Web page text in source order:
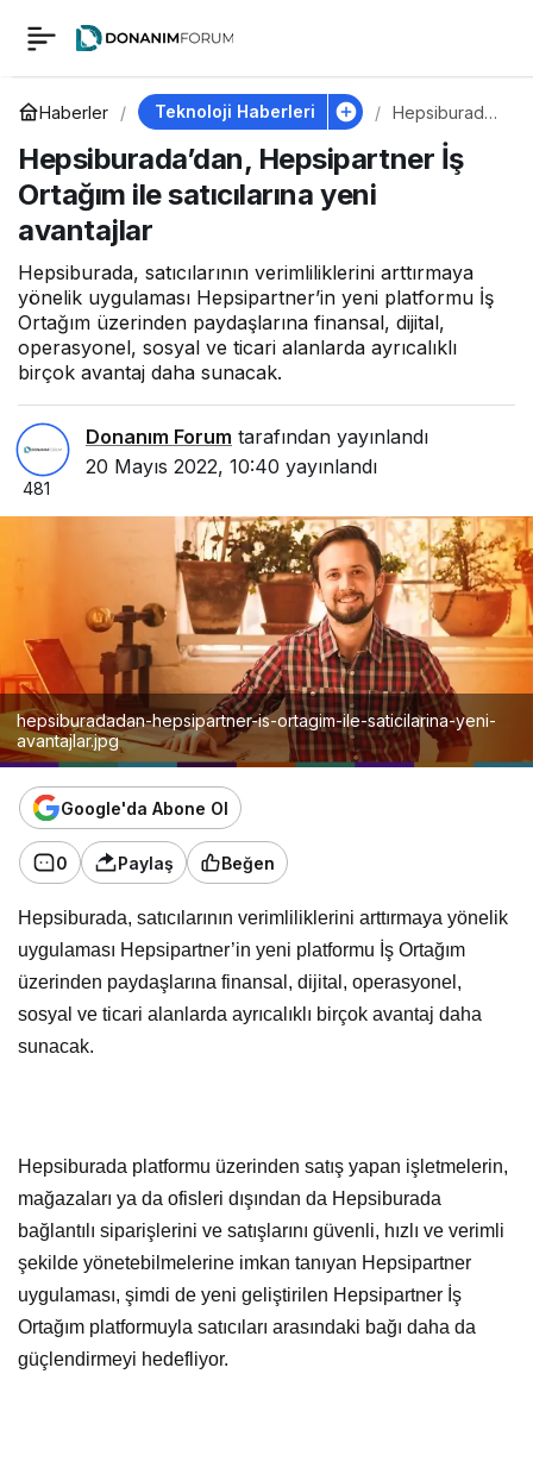
Haberler Teknoloji Haberleri
Hepsiburada’
Hepsipartner
İş Ortağım ile
Hepsiburada’dan, Hepsipartner İş
Ortağım ile satıcılarına yeni
avantajlar
Hepsiburada, satıcılarının verimliliklerini arttırmaya
yönelik uygulaması Hepsipartner’in yeni platformu İş
Ortağım üzerinden paydaşlarına finansal, dijital,
operasyonel, sosyal ve ticari alanlarda ayrıcalıklı
birçok avantaj daha sunacak.
Donanım Forum tarafından yayınlandı
20 Mayıs 2022, 10:40 yayınlandı
481
hepsiburadadan-hepsipartner-is-ortagim-ile-saticilarina-yeni-
avantajlar.jpg
Google'da Abone Ol
0 Paylaş Beğen
Hepsiburada, satıcılarının verimliliklerini arttırmaya yönelik
uygulaması Hepsipartner’in yeni platformu İş Ortağım
üzerinden paydaşlarına finansal, dijital, operasyonel,
sosyal ve ticari alanlarda ayrıcalıklı birçok avantaj daha
sunacak.
Hepsiburada platformu üzerinden satış yapan işletmelerin,
mağazaları ya da ofisleri dışından da Hepsiburada
bağlantılı siparişlerini ve satışlarını güvenli, hızlı ve verimli
şekilde yönetebilmelerine imkan tanıyan Hepsipartner
uygulaması, şimdi de yeni geliştirilen Hepsipartner İş
Ortağım platformuyla satıcıları arasındaki bağı daha da
güçlendirmeyi hedefliyor.
Hepsiburada’dan,
Hepsipartner İş
Ortağım ile
satıcılarına yeni
avantajlar